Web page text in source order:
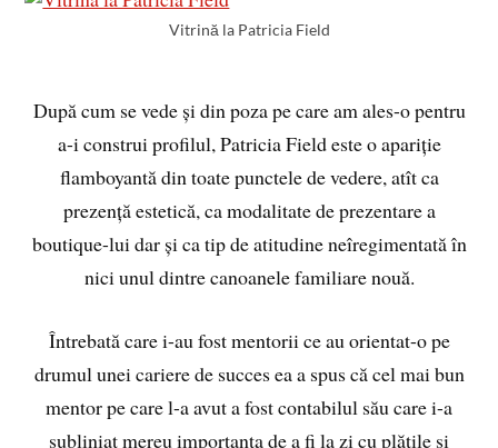
Vitrină la Patricia Field
După cum se vede și din poza pe care am ales-o pentru
a-i construi profilul, Patricia Field este o apariție
flamboyantă din toate punctele de vedere, atît ca
prezență estetică, ca modalitate de prezentare a
boutique-lui dar și ca tip de atitudine neîregimentată în
nici unul dintre canoanele familiare nouă.
Întrebată care i-au fost mentorii ce au orientat-o pe
drumul unei cariere de succes ea a spus că cel mai bun
mentor pe care l-a avut a fost contabilul său care i-a
subliniat mereu importanța de a fi la zi cu plățile și